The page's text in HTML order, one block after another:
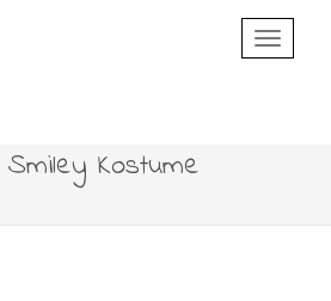
Toggle
Kostume